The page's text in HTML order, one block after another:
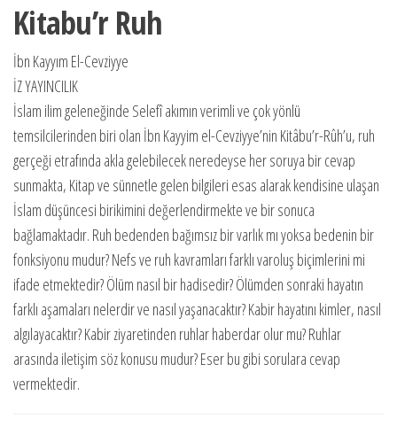
Kitabu’r Ruh
İbn Kayyım El-Cevziyye
İZ YAYINCILIK
İslam ilim geleneğinde Selefî akımın verimli ve çok yönlü
temsilcilerinden biri olan İbn Kayyim el-Cevziyye’nin Kitâbu’r-Rûh’u, ruh
gerçeği etrafında akla gelebilecek neredeyse her soruya bir cevap
sunmakta, Kitap ve sünnetle gelen bilgileri esas alarak kendisine ulaşan
İslam düşüncesi birikimini değerlendirmekte ve bir sonuca
bağlamaktadır. Ruh bedenden bağımsız bir varlık mı yoksa bedenin bir
fonksiyonu mudur? Nefs ve ruh kavramları farklı varoluş biçimlerini mi
ifade etmektedir? Ölüm nasıl bir hadisedir? Ölümden sonraki hayatın
farklı aşamaları nelerdir ve nasıl yaşanacaktır? Kabir hayatını kimler, nasıl
algılayacaktır? Kabir ziyaretinden ruhlar haberdar olur mu? Ruhlar
arasında iletişim söz konusu mudur? Eser bu gibi sorulara cevap
vermektedir.